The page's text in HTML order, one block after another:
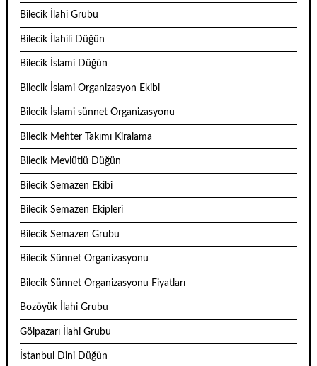
Bilecik İlahi Grubu
Bilecik İlahili Düğün
Bilecik İslami Düğün
Bilecik İslami Organizasyon Ekibi
Bilecik İslami sünnet Organizasyonu
Bilecik Mehter Takımı Kiralama
Bilecik Mevlütlü Düğün
Bilecik Semazen Ekibi
Bilecik Semazen Ekipleri
Bilecik Semazen Grubu
Bilecik Sünnet Organizasyonu
Bilecik Sünnet Organizasyonu Fiyatları
Bozöyük İlahi Grubu
Gölpazarı İlahi Grubu
İstanbul Dini Düğün